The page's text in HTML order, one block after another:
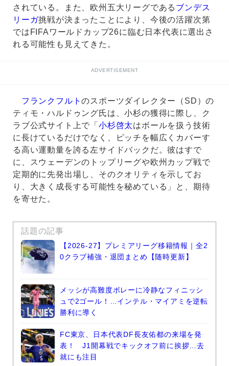
されている。また、欧州五大リーグである ブンデス
リーガ挑戦が決まったことにより、今後の活躍次第
ではFIFAワールドカップ26に臨む日本代表に選出さ
れる可能性も見えてきた。
ADVERTISEMENT
フランクフルトのスポーツダイレクター（SD）の
ティモ・ハルドゥング氏は、小杉の獲得に際し、ク
ラブ公式サイト上で「 小杉啓太はボールを扱う技術
に長けているだけでなく、ピッチを幅広くカバーす
る高い運動量を誇る左サイドバックだ。彼はすで
に、スウェーデンのトップリーグや欧州カップ戦で
定期的に先発出場し、そのクオリティを示してお
り、大きく成長する可能性を秘めている」と、期待
を寄せた。
話題の記事
【2026-27】プレミアリーグ移籍情報｜全2
0クラブ補強・退団まとめ【随時更新】
メッシが高難度ボレーに冷静なフィニッシ
ュで2ゴール！…インテル・マイアミを逆転
勝利に導く
FC東京、日本代表DF長友佑都の来場を発
表！ J1開幕戦でキックオフ前に挨拶…去
就にも注目